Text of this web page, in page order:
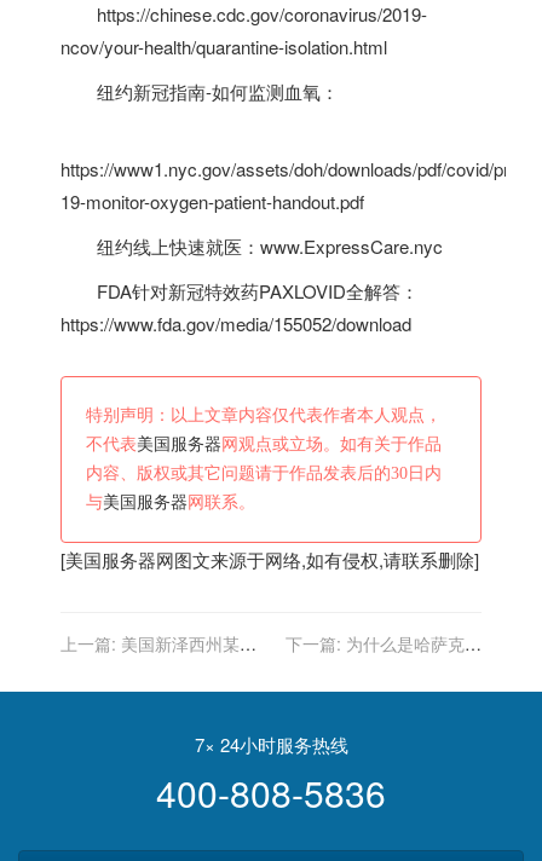
https://chinese.cdc.gov/coronavirus/2019-
ncov/your-health/quarantine-isolation.html
纽约新冠指南-如何监测血氧：
https://www1.nyc.gov/assets/doh/downloads/pdf/covid/
19-monitor-oxygen-patient-handout.pdf
纽约线上快速就医： www.ExpressCare.nyc
FDA针对新冠特效药PAXLOVID全解答：
https://www.fda.gov/media/155052/download
特别声明：以上文章内容仅代表作者本人观点，
不代表美国服务器 网观点或立场。如有关于作品
内容、版权或其它问题请于作品发表后的30日内
与美国服务器 网联系。
[美国服务器网图文来源于网络,如有侵权,请联系删除]
上一篇: 美国新泽西州某地
居然在现场安排了一名DJ
下一篇: 为什么是哈萨克斯
第三雕？
7× 24小时服务热线
400-808-5836